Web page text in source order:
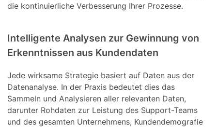
die kontinuierliche Verbesserung Ihrer Prozesse.
Intelligente Analysen zur Gewinnung von
Erkenntnissen aus Kundendaten
Jede wirksame Strategie basiert auf Daten aus der
Datenanalyse. In der Praxis bedeutet dies das
Sammeln und Analysieren aller relevanten Daten,
darunter Rohdaten zur Leistung des Support-Teams
und des gesamten Unternehmens, Kundendemografie